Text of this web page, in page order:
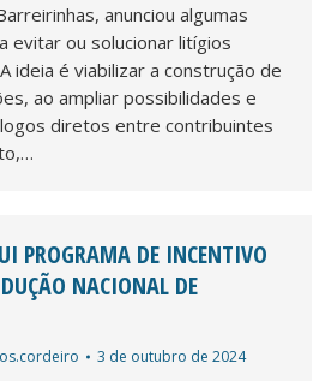
anunciou algumas
evitar ou solucionar litígios
ideia é viabilizar a construção de
ao ampliar possibilidades e
diretos entre contribuintes
PROGRAMA DE INCENTIVO
NACIONAL DE
3 de outubro de 2024